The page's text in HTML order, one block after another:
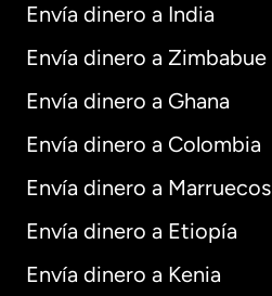
Envía dinero a India
Envía dinero a Zimbabue
Envía dinero a Ghana
Envía dinero a Colombia
Envía dinero a Marruecos
Envía dinero a Etiopía
Envía dinero a Kenia